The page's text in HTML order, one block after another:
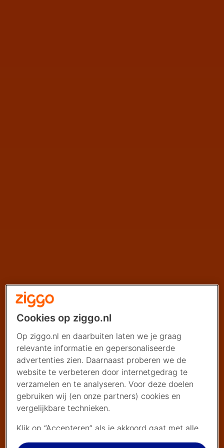
Cookies op ziggo.nl
Op ziggo.nl en daarbuiten laten we je graag
relevante informatie en gepersonaliseerde
advertenties zien. Daarnaast proberen we de
website te verbeteren door internetgedrag te
verzamelen en te analyseren. Voor deze doelen
gebruiken wij (en onze partners) cookies en
vergelijkbare technieken.
Klik op “Accepteren” als je akkoord gaat met alle
cookies. Kies je voor “Nee, liever niet”, dan